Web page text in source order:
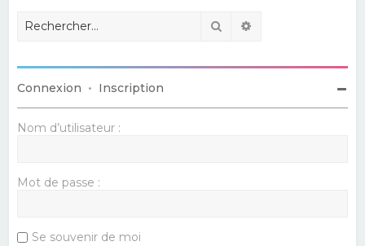
Rechercher
Connexion • Inscription
Nom d’utilisateur :
Mot de passe :
Se souvenir de moi